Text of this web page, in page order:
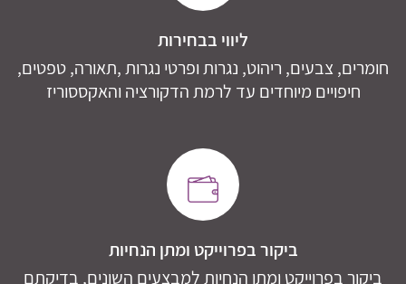
ליווי בבחירות
חומרים, צבעים, ריהוט, נגרות ופרטי נגרות ,תאורה, טפטים,
חיפויים מיוחדים עד לרמת הדקורציה והאקססוריז
ביקור בפרוייקט ומתן הנחיות
ביקור בפרוייקט ומתן הנחיות למבצעים השונים, בדיקתם